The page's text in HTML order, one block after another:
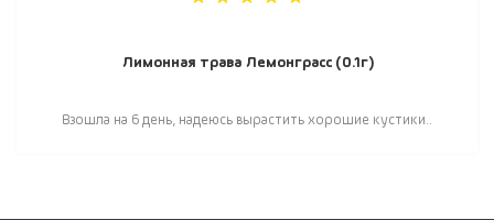
Лимонная трава Лемонграсс (0.1г)
Взошла на 6 день, надеюсь вырастить хорошие кустики..